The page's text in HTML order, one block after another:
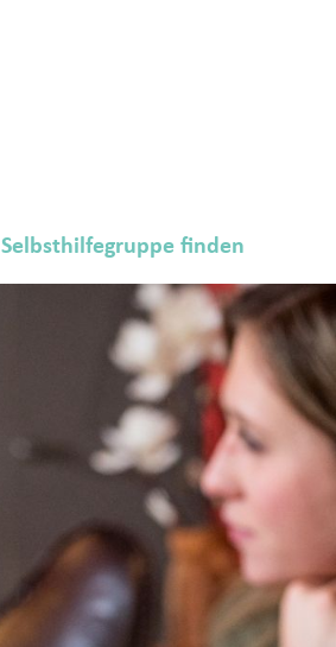
Selbsthilfegruppe finden